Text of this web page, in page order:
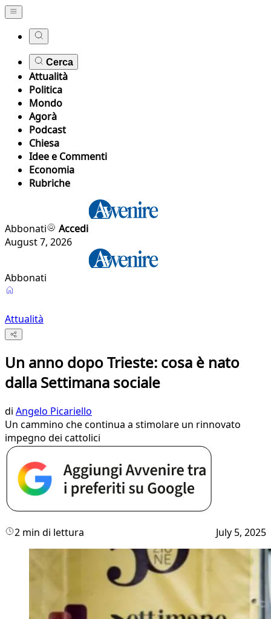
Cerca
Attualità
Politica
Mondo
Agorà
Podcast
Chiesa
Idee e Commenti
Economia
Rubriche
Abbonati
Accedi
August 7, 2026
Abbonati
Attualità
Un anno dopo Trieste: cosa è nato
dalla Settimana sociale
di Angelo Picariello
Un cammino che continua a stimolare un rinnovato
impegno dei cattolici
2 min di lettura July 5, 2025